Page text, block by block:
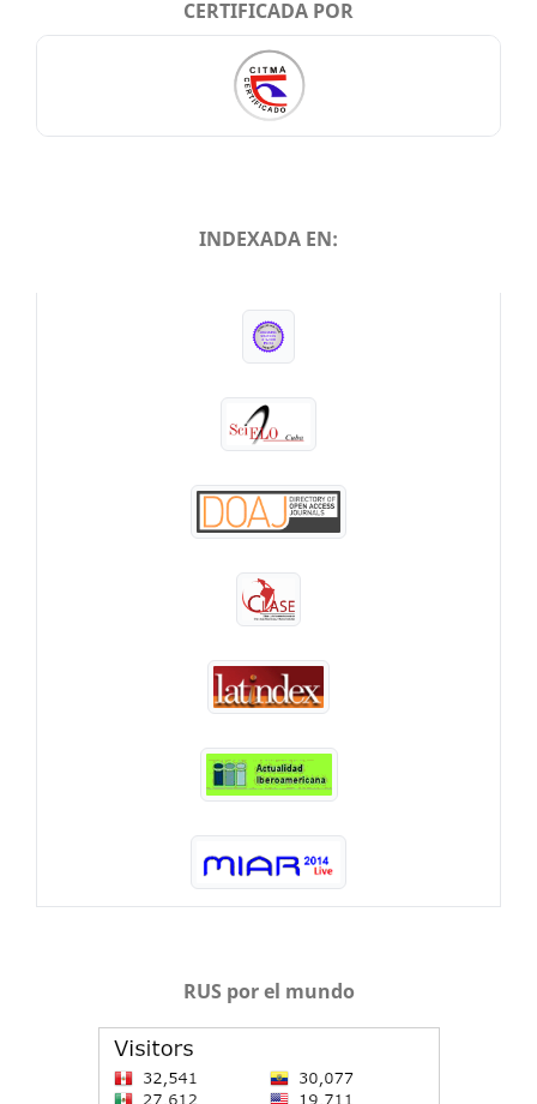
CERTIFICADA POR
INDEXADA EN:
RUS por el mundo